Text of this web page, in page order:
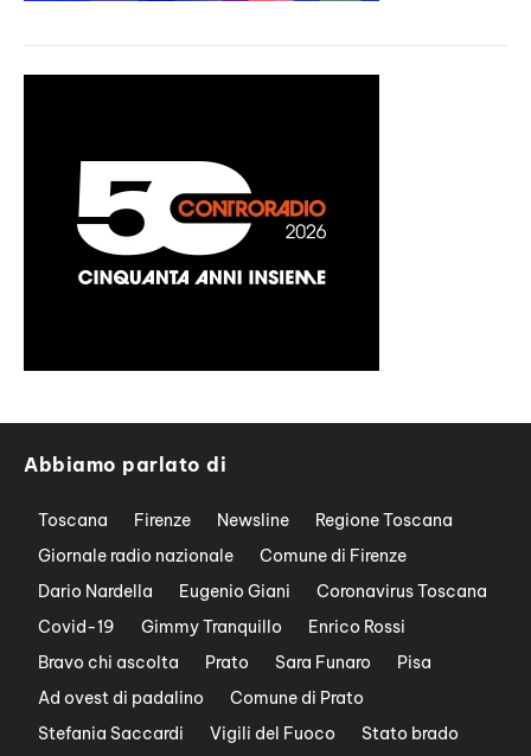
Abbiamo parlato di
Toscana Firenze Newsline
Regione Toscana
Giornale radio nazionale
Comune di Firenze
Dario Nardella
Eugenio Giani
Coronavirus Toscana
Covid-19
Gimmy Tranquillo
Enrico Rossi
Bravo chi ascolta
Prato Sara Funaro
Pisa
Ad ovest di padalino
Comune di Prato
Stefania Saccardi
Vigili del Fuoco
Stato brado